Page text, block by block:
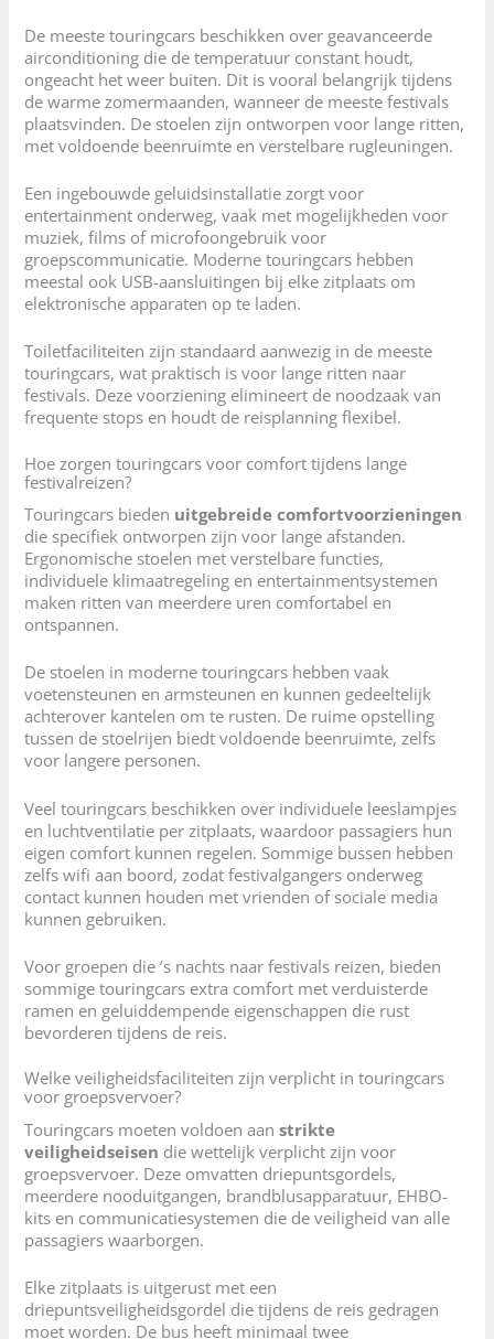
De meeste touringcars beschikken over geavanceerde
airconditioning die de temperatuur constant houdt,
ongeacht het weer buiten. Dit is vooral belangrijk tijdens
de warme zomermaanden, wanneer de meeste festivals
plaatsvinden. De stoelen zijn ontworpen voor lange ritten,
met voldoende beenruimte en verstelbare rugleuningen.
Een ingebouwde geluidsinstallatie zorgt voor
entertainment onderweg, vaak met mogelijkheden voor
muziek, films of microfoongebruik voor
groepscommunicatie. Moderne touringcars hebben
meestal ook USB-aansluitingen bij elke zitplaats om
elektronische apparaten op te laden.
Toiletfaciliteiten zijn standaard aanwezig in de meeste
touringcars, wat praktisch is voor lange ritten naar
festivals. Deze voorziening elimineert de noodzaak van
frequente stops en houdt de reisplanning flexibel.
Hoe zorgen touringcars voor comfort tijdens lange
festivalreizen?
Touringcars bieden uitgebreide comfortvoorzieningen
die specifiek ontworpen zijn voor lange afstanden.
Ergonomische stoelen met verstelbare functies,
individuele klimaatregeling en entertainmentsystemen
maken ritten van meerdere uren comfortabel en
ontspannen.
De stoelen in moderne touringcars hebben vaak
voetensteunen en armsteunen en kunnen gedeeltelijk
achterover kantelen om te rusten. De ruime opstelling
tussen de stoelrijen biedt voldoende beenruimte, zelfs
voor langere personen.
Veel touringcars beschikken over individuele leeslampjes
en luchtventilatie per zitplaats, waardoor passagiers hun
eigen comfort kunnen regelen. Sommige bussen hebben
zelfs wifi aan boord, zodat festivalgangers onderweg
contact kunnen houden met vrienden of sociale media
kunnen gebruiken.
Voor groepen die ’s nachts naar festivals reizen, bieden
sommige touringcars extra comfort met verduisterde
ramen en geluiddempende eigenschappen die rust
bevorderen tijdens de reis.
Welke veiligheidsfaciliteiten zijn verplicht in touringcars
voor groepsvervoer?
Touringcars moeten voldoen aanstrikte
veiligheidseisen die wettelijk verplicht zijn voor
groepsvervoer. Deze omvatten driepuntsgordels,
meerdere nooduitgangen, brandblusapparatuur, EHBO-
kits en communicatiesystemen die de veiligheid van alle
passagiers waarborgen.
Elke zitplaats is uitgerust met een
driepuntsveiligheidsgordel die tijdens de reis gedragen
moet worden. De bus heeft minimaal twee